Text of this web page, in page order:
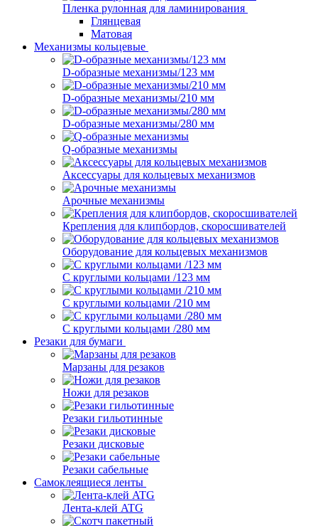
Пленка рулонная для ламинирования
Глянцевая
Матовая
Механизмы кольцевые
D-образные механизмы/123 мм
D-образные механизмы/210 мм
D-образные механизмы/280 мм
Q-образные механизмы
Аксессуары для кольцевых механизмов
Арочные механизмы
Крепления для клипбордов, скоросшивателей
Оборудование для кольцевых механизмов
С круглыми кольцами /123 мм
С круглыми кольцами /210 мм
С круглыми кольцами /280 мм
Резаки для бумаги
Марзаны для резаков
Ножи для резаков
Резаки гильотинные
Резаки дисковые
Резаки сабельные
Самоклеящиеся ленты
Лента-клей ATG